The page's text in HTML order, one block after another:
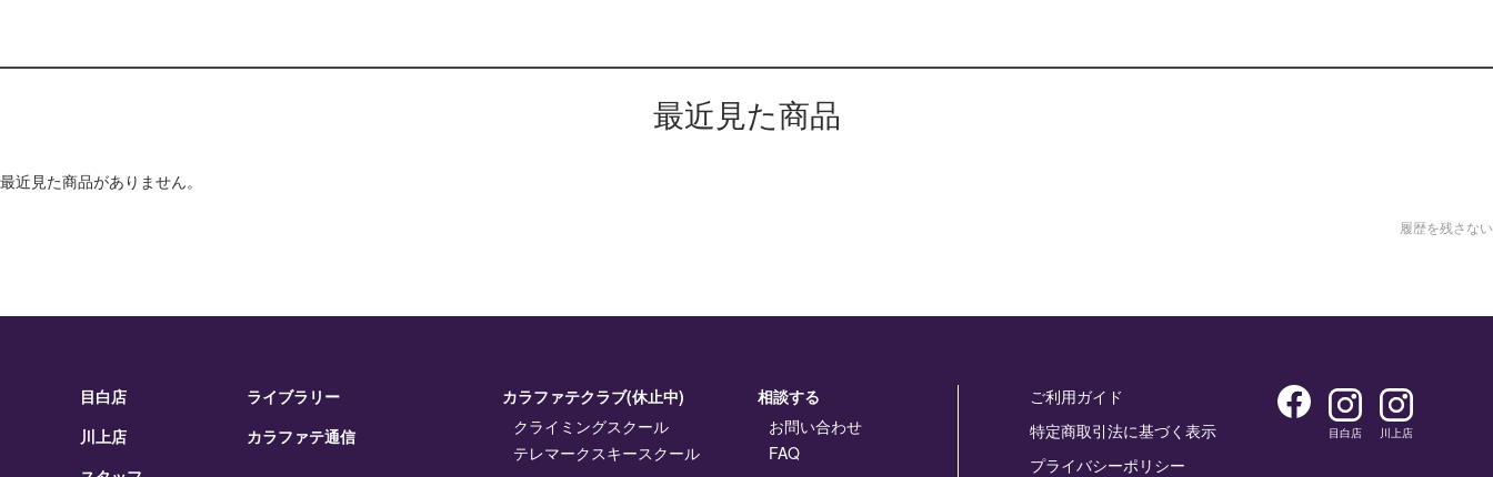
最近見た商品
最近見た商品がありません。
履歴を残さない
目白店
川上店
ライブラリー
カラファテ通信
カラファテクラブ(休止中)
クライミングスクール
テレマークスキースクール
相談する
お問い合わせ
FAQ
ご利用ガイド
特定商取引法に基づく表示
プライバシーポリシー
目白店 川上店